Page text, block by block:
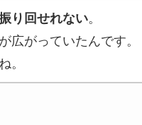
り回せれない。
が広がっていたんです。
。